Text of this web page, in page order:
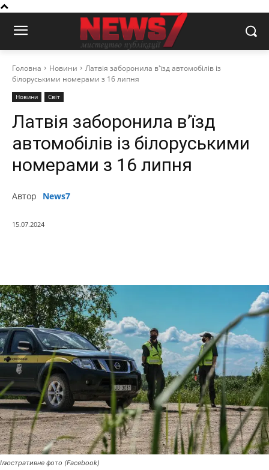
Головна Новини
Латвія заборонила в'їзд автомобілів із
білоруськими номерами з 16 липня
Новини Світ
Латвія заборонила в’їзд
автомобілів із білоруськими
номерами з 16 липня
Автор News7
15.07.2024
Ілюстративне фото (Facebook)